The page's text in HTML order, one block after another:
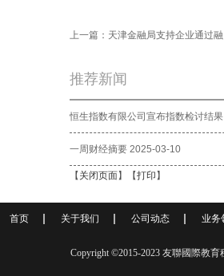
上一篇： 天津金融局支持企业通过
推荐新闻
恒生指数有限公司宣布指数检讨结果
一周财经摘要 2025-03-10
【 关闭页面】【打印 】
首页 关于我们 公司动态 业务
Copyright ©2015-2023 友聯國際教